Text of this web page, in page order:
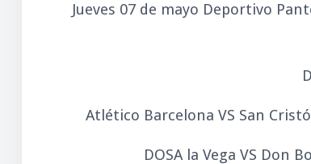
Jueves 07 de mayo Deportivo
Atlético Barcelona VS San
DOSA la Vega VS Don